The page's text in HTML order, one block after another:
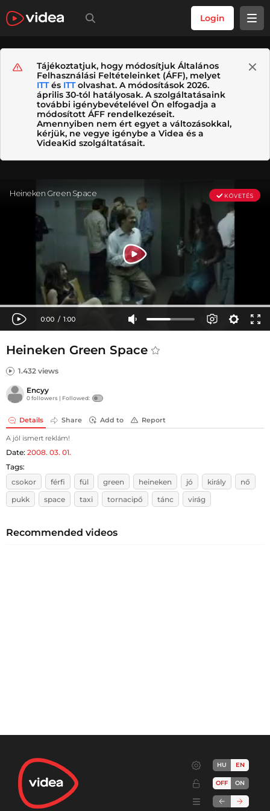
Login
Tájékoztatjuk, hogy módosítjuk Általános
Felhasználási Feltételeinket (ÁFF), melyet
ITTés ITTolvashat. A módosítások 2026.
április 30-tól hatályosak. A szolgáltatásaink
további igénybevételével Ön elfogadja a
módosított ÁFF rendelkezéseit.
Amennyiben nem ért egyet a változásokkal,
kérjük, ne vegye igénybe a Videa és a
VideaKid szolgáltatásait.
Heineken Green Space
1.432 views
Encyy
0 followers | Followed:
Details Share Add to Report
A jól ismert reklám!
Date: 2008. 03. 01.
Tags:
csokor
férfi fül green heineken jó király
nő
pukk
space taxi tornacipő tánc virág
Recommended videos
HU EN
OFF ON